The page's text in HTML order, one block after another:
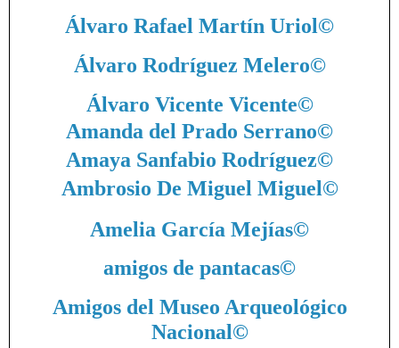
Álvaro Rafael Martín Uriol©
Álvaro Rodríguez Melero©
Álvaro Vicente Vicente©
Amanda del Prado Serrano©
Amaya Sanfabio Rodríguez©
Ambrosio De Miguel Miguel©
Amelia García Mejías©
amigos de pantacas©
Amigos del Museo Arqueológico
Nacional©